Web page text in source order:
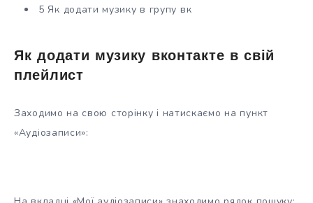
5 Як додати музику в групу вк
Як додати музику вконтакте в свій
плейлист
Заходимо на свою сторінку і натискаємо на пункт
«Аудіозаписи»: